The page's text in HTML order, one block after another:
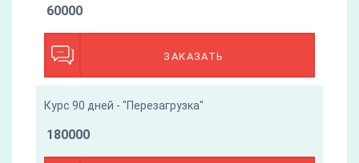
ЗАКАЗАТЬ
60000
Курс 90 дней - "Перезагрузка"
180000